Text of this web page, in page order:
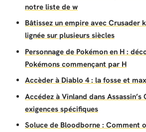
notre liste de w
Bâtissez un empire avec Crusader
lignée sur plusieurs siècles
Personnage de Pokémon en H :
Pokémons commençant par H
Accèder à Diablo 4 : la fosse et
Accédez à Vinland dans Assassin’s
exigences spécifiques
Soluce de Bloodborne : Comment